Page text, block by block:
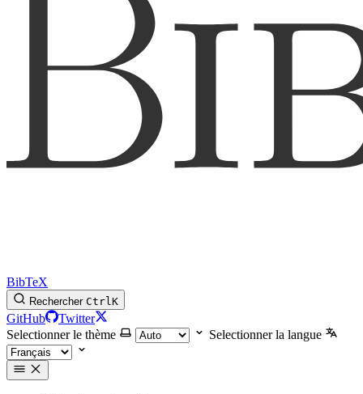
BibTeX
Rechercher CtrlK
GitHub
Twitter
Selectionner le thème
Selectionner la langue